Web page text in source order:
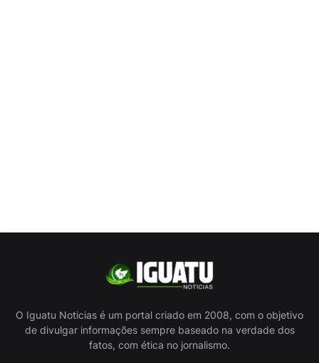
O Iguatu Noticias é um portal criado em 2008, com o objetivo
de divulgar informações sempre baseado na verdade dos
fatos, com ética no jornalismo.